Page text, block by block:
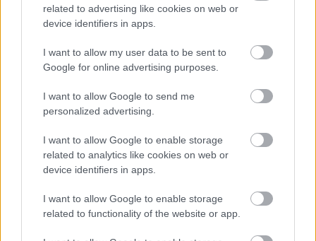
related to advertising like cookies on web or
device identifiers in apps.
I want to allow my user data to be sent to
Google for online advertising purposes.
I want to allow Google to send me
personalized advertising.
I want to allow Google to enable storage
related to analytics like cookies on web or
device identifiers in apps.
I want to allow Google to enable storage
related to functionality of the website or app.
ENERGIATAKARÉKOSSÁG: KORÁBBAN KEZDŐDIK
MÉRKŐZÉSE
Az energiaellátás tehermentesítése érdekében másfél órával
kezdését.